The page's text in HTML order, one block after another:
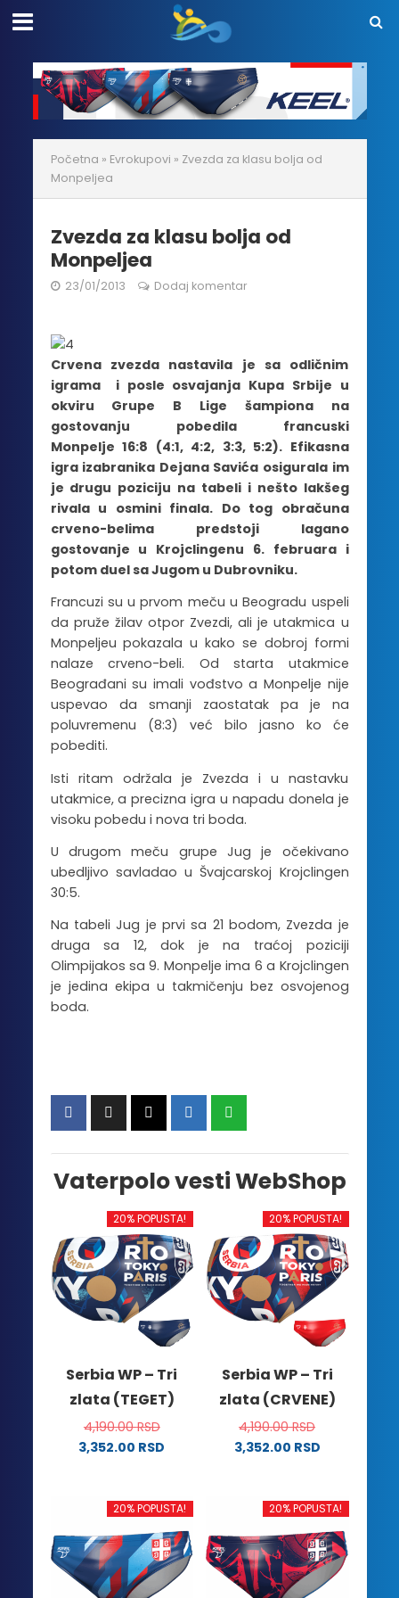
Početna » Evrokupovi » Zvezda za klasu bolja od
Monpeljea
Zvezda za klasu bolja od
Monpeljea
23/01/2013 Dodaj komentar
Crvena zvezda nastavila je sa odličnim
igrama i posle osvajanja Kupa Srbije u
okviru Grupe B Lige šampiona na
gostovanju pobedila francuski
Monpelje 16:8 (4:1, 4:2, 3:3, 5:2). Efikasna
igra izabranika Dejana Savića osigurala im
je drugu poziciju na tabeli i nešto lakšeg
rivala u osmini finala. Do tog obračuna
crveno-belima predstoji lagano
gostovanje u Krojclingenu 6. februara i
potom duel sa Jugom u Dubrovniku.
Francuzi su u prvom meču u Beogradu uspeli
da pruže žilav otpor Zvezdi, ali je utakmica u
Monpeljeu pokazala u kako se dobroj formi
nalaze crveno-beli. Od starta utakmice
Beograđani su imali vođstvo a Monpelje nije
uspevao da smanji zaostatak pa je na
poluvremenu (8:3) već bilo jasno ko će
pobediti.
Isti ritam održala je Zvezda i u nastavku
utakmice, a precizna igra u napadu donela je
visoku pobedu i nova tri boda.
U drugom meču grupe Jug je očekivano
ubedljivo savladao u Švajcarskoj Krojclingen
30:5.
Na tabeli Jug je prvi sa 21 bodom, Zvezda je
druga sa 12, dok je na traćoj poziciji
Olimpijakos sa 9. Monpelje ima 6 a Krojclingen
je jedina ekipa u takmičenju bez osvojenog
boda.
Vaterpolo vesti WebShop
20% POPUSTA!
Serbia WP – Tri
zlata (TEGET)
4,190.00RSD
3,352.00 RSD
ima
varijanti.
Opcije
mogu
20% POPUSTA!
Serbia WP – Tri
zlata (CRVENE)
4,190.00RSD
3,352.00 RSD
ima
varijanti.
Opcije
mogu
20% POPUSTA! 20% POPUSTA!